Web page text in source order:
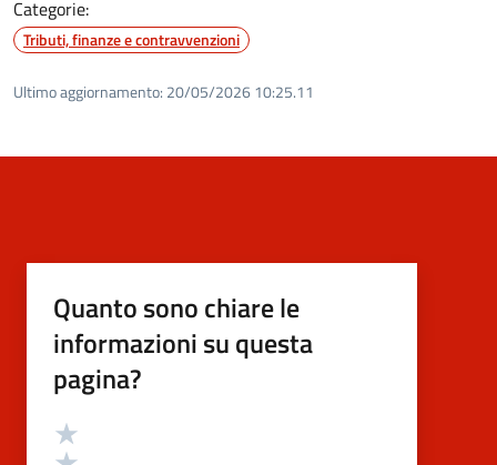
Categorie:
Tributi, finanze e contravvenzioni
Ultimo aggiornamento: 20/05/2026 10:25.11
Quanto sono chiare le
informazioni su questa
pagina?
Valutazione